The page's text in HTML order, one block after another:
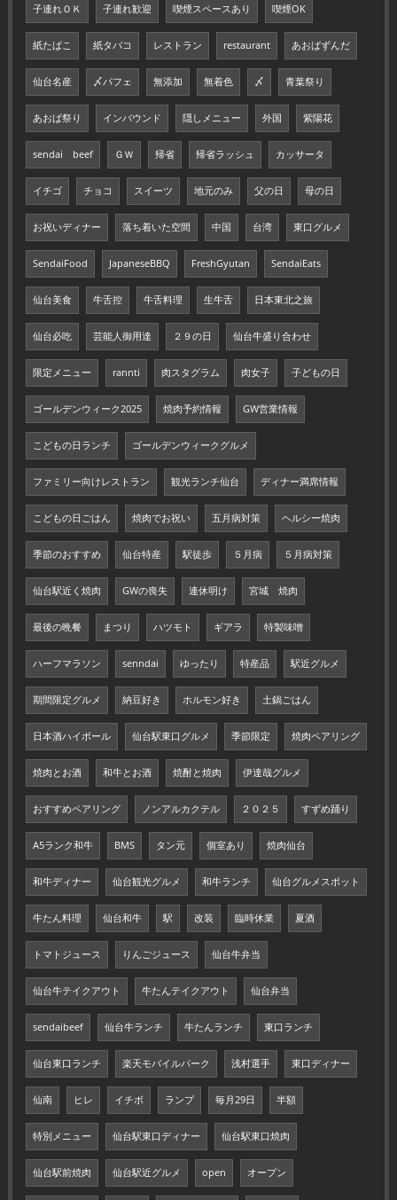
子連れＯＫ 子連れ歓迎 喫煙スペースあり 喫煙OK
紙たばこ 紙タバコ レストラン restaurant あおばずんだ
仙台名産 〆パフェ 無添加 無着色 〆 青葉祭り
あおば祭り インバウンド 隠しメニュー 外国 紫陽花
sendai beef ＧＷ 帰省 帰省ラッシュ カッサータ
イチゴ チョコ スイーツ 地元のみ 父の日 母の日
お祝いディナー 落ち着いた空間 中国 台湾 東口グルメ
SendaiFood JapaneseBBQ FreshGyutan SendaiEats
仙台美食 牛舌控 牛舌料理 生牛舌 日本東北之旅
仙台必吃 芸能人御用達 ２９の日 仙台牛盛り合わせ
限定メニュー rannti 肉スタグラム 肉女子 子どもの日
ゴールデンウィーク2025 焼肉予約情報 GW営業情報
こどもの日ランチ ゴールデンウィークグルメ
ファミリー向けレストラン 観光ランチ仙台 ディナー満席情報
こどもの日ごはん 焼肉でお祝い 五月病対策 ヘルシー焼肉
季節のおすすめ 仙台特産 駅徒歩 ５月病 ５月病対策
仙台駅近く焼肉 GWの喪失 連休明け 宮城 焼肉
最後の晩餐 まつり ハツモト ギアラ 特製味噌
ハーフマラソン senndai ゆったり 特産品 駅近グルメ
期間限定グルメ 納豆好き ホルモン好き 土鍋ごはん
日本酒ハイボール 仙台駅東口グルメ 季節限定 焼肉ペアリング
焼肉とお酒 和牛とお酒 焼酎と焼肉 伊達哉グルメ
おすすめペアリング ノンアルカクテル ２０２５ すずめ踊り
A5ランク和牛 BMS タン元 個室あり 焼肉仙台
和牛ディナー 仙台観光グルメ 和牛ランチ 仙台グルメスポット
牛たん料理 仙台和牛 駅 改装 臨時休業 夏酒
トマトジュース りんごジュース 仙台牛弁当
仙台牛テイクアウト 牛たんテイクアウト 仙台弁当
sendaibeef 仙台牛ランチ 牛たんランチ 東口ランチ
仙台東口ランチ 楽天モバイルパーク 浅村選手 東口ディナー
仙南 ヒレ イチボ ランプ 毎月29日 半額
特別メニュー 仙台駅東口ディナー 仙台駅東口焼肉
仙台駅前焼肉 仙台駅近グルメ open オープン